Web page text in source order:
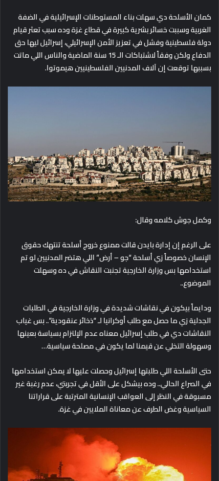
كمان الأسلحة دي سهلت بناء المستوطنات الإسرائيلية في الضفة
الغربية وسببت خسائر بشرية كبيرة في قطاع غزة وده سبب تعثر قيام
دولة فلسطينية وفشل في تعزيز الأمن الإسرائيلي، إسرائيل ليها حق
الدفاع ولكن وفقاً لاشتباكات الـ 15 سنة الماضية والناس اللي ماتت
بسببها توقعت إن آلاف المدنيين الفلسطينيين هيموتوا.
وكمل جوش كلامه وقال:
على الرغم إن إدارة بايدن قالت ممنوع خروج أسلحة تنتهك حقوق
الإنسان خصوصاً زي أسلحة “جو – أرض” اللي هتضر المدنيين لو تم
استخدامها بس وزارة الخارجية تجنبت النقاش في ده وسهلت
الموضوع..
ودايماً بيكون في نقاشات شديدة في وزارة الخارجية في الطلبات
الجدلية زي ما حصل مع طلب أوكرانيا لـ “ذخائر عنقودية”.. بس غياب
النقاشات دي في طلب إسرائيل معناه عدم الإلتزام بسياسة بعينها
وسهولة التخلي عن قيمنا لما يكون في مصلحة سياسية…
حتى الأسلحة اللي طلبتها إسرائيل وحصلت عليها لا يمكن استخدامها
في الصراع الحالي..وده بيشكل على الأقل في تجربتي، عدم رغبة غير
مسبوقة في النظر إلى العواقب الإنسانية المترتبة على قراراتنا
السياسيةوغض الطرف عن معاناة الملايين في غزة.